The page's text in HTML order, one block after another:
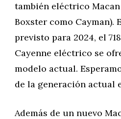
también eléctrico Macan
Boxster como Cayman).
previsto para 2024, el
Cayenne eléctrico se
modelo actual.
de la generación actual
Además de un nuevo